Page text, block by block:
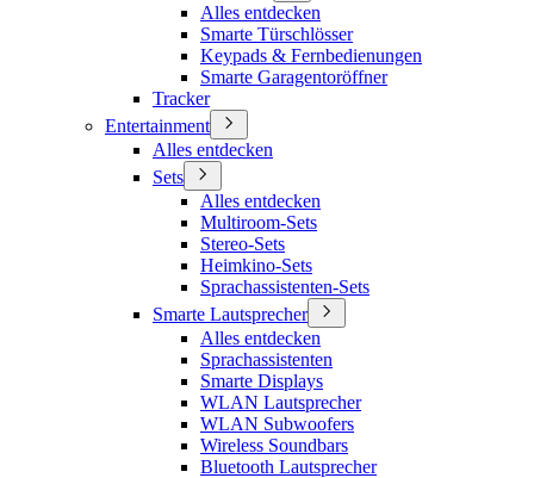
Alles entdecken
Smarte Türschlösser
Keypads & Fernbedienungen
Smarte Garagentoröffner
Tracker
Entertainment
Alles entdecken
Sets
Alles entdecken
Multiroom-Sets
Stereo-Sets
Heimkino-Sets
Sprachassistenten-Sets
Smarte Lautsprecher
Alles entdecken
Sprachassistenten
Smarte Displays
WLAN Lautsprecher
WLAN Subwoofers
Wireless Soundbars
Bluetooth Lautsprecher